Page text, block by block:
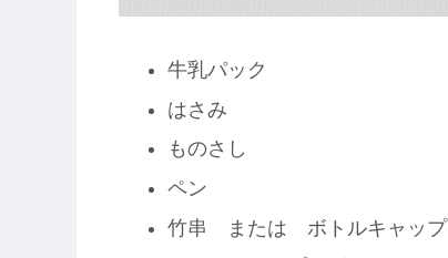
牛乳パック
はさみ
ものさし
ペン
竹串 または ボトルキャップ